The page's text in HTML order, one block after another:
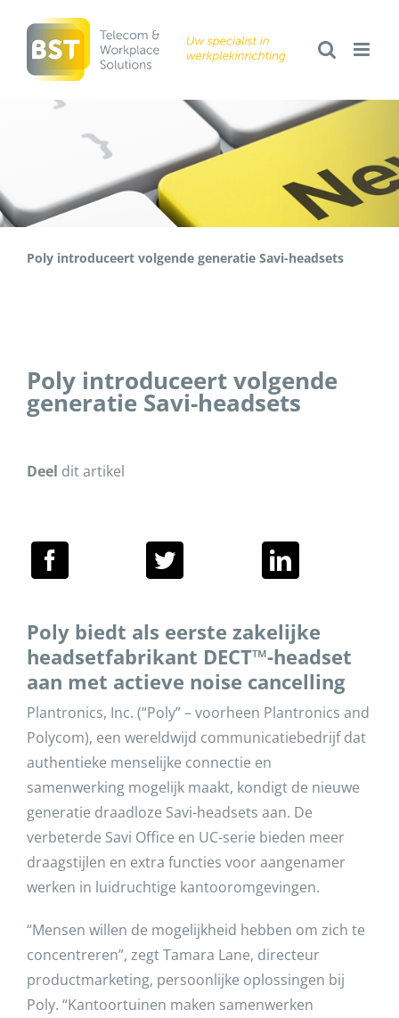
naar
inhoud
Poly introduceert volgende generatie Savi-headsets
Poly introduceert volgende
generatie Savi-headsets
Deel dit artikel
Poly biedt als eerste zakelijke
headsetfabrikant DECT™-headset
aan met actieve noise cancelling
Plantronics, Inc. (“Poly” – voorheen Plantronics and
Polycom), een wereldwijd communicatiebedrijf dat
authentieke menselijke connectie en
samenwerking mogelijk maakt, kondigt de nieuwe
generatie draadloze Savi-headsets aan. De
verbeterde Savi Office en UC-serie bieden meer
draagstijlen en extra functies voor aangenamer
werken in luidruchtige kantooromgevingen.
“Mensen willen de mogelijkheid hebben om zich te
concentreren”, zegt Tamara Lane, directeur
productmarketing, persoonlijke oplossingen bij
Poly. “Kantoortuinen maken samenwerken